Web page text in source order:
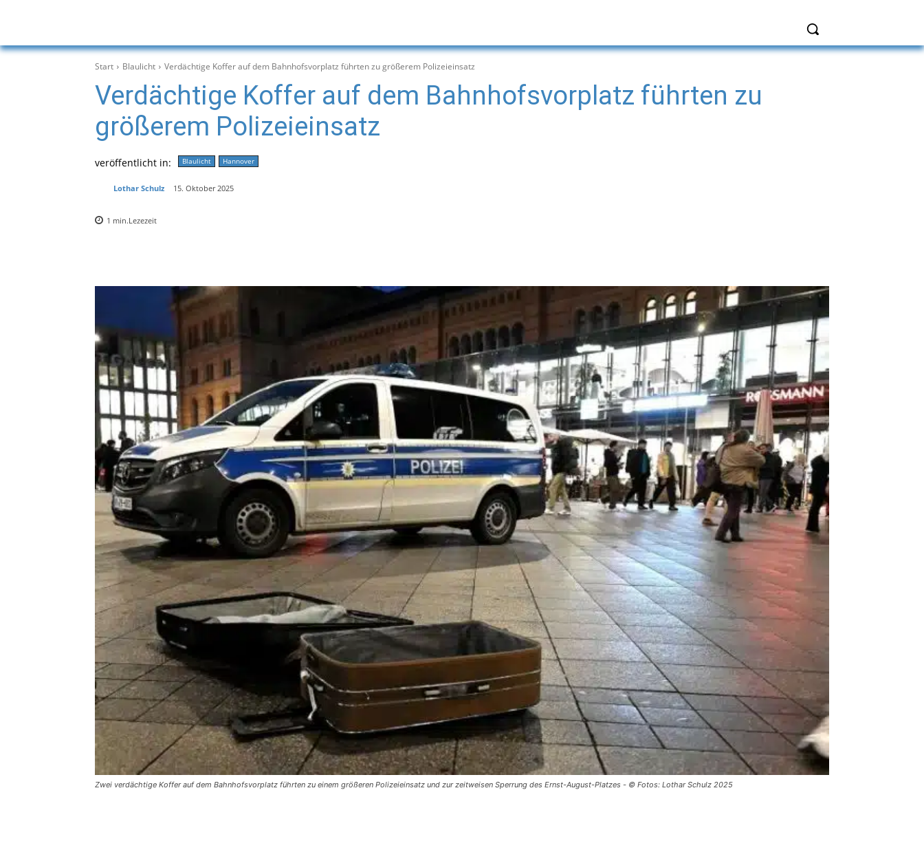
Start Blaulicht Verdächtige Koffer auf dem Bahnhofsvorplatz führten zu größerem Polizeieinsatz
Verdächtige Koffer auf dem Bahnhofsvorplatz führten zu
größerem Polizeieinsatz
veröffentlicht in: Blaulicht Hannover
Lothar Schulz 15. Oktober 2025
1 min.Lezezeit
Zwei verdächtige Koffer auf dem Bahnhofsvorplatz führten zu einem größeren Polizeieinsatz und zur zeitweisen Sperrung des Ernst-August-Platzes - © Fotos: Lothar Schulz 2025